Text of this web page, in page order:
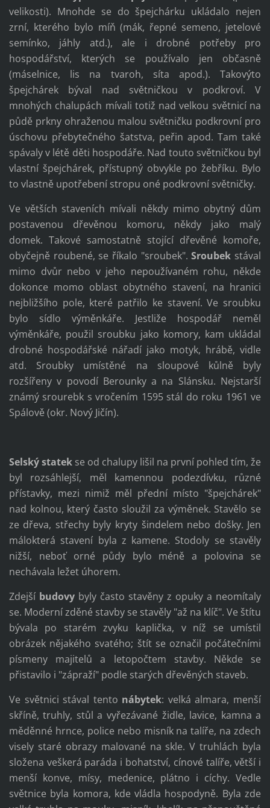
velikosti). Mnohde se do špejchárku ukládalo nejen
zrní, kterého bylo míň (mák, řepné semeno, jetelové
semínko, jáhly atd.), ale i drobné potřeby pro
hospodářství, kterých se používalo jen občasně
(máselnice, lis na tvaroh, síta apod.). Takovýto
špejchárek býval nad světničkou v podkroví. V
mnohých chalupách mívali totiž nad velkou světnicí na
půdě prkny ohraženou malou světničku podkrovní pro
úschovu přebytečného šatstva, peřin apod. Tam také
spávaly v létě děti hospodáře. Nad touto světničkou byl
vlastní špejchárek, přístupný obvykle po žebříku. Bylo
to vlastně upotřebení stropu oné podkrovní světničky.
Ve větších staveních mívali někdy mimo obytný dům
postavenou dřevěnou komoru, někdy jako malý
domek. Takové samostatně stojící dřevěné komoře,
obyčejně roubené, se říkalo "sroubek".Sroubek stával
mimo dvůr nebo v jeho nepoužívaném rohu, někde
dokonce momo oblast obytného stavení, na hranici
nejbližšího pole, které patřilo ke stavení. Ve sroubku
bylo sídlo výměnkáře. Jestliže hospodář neměl
výměnkáře, použil sroubku jako komory, kam ukládal
drobné hospodářské nářadí jako motyk, hrábě, vidle
atd. Sroubky umístěné na sloupové kůlně byly
rozšířeny v povodí Berounky a na Slánsku. Nejstarší
známý srourebk s vročením 1595 stál do roku 1961 ve
Spálově (okr. Nový Jičín).
Selský statek se od chalupy lišil na první pohled tím, že
byl rozsáhlejší, měl kamennou podezdívku, různé
přístavky, mezi nimiž měl přední místo "špejchárek"
nad kolnou, který často sloužil za výměnek. Stavělo se
ze dřeva, střechy byly kryty šindelem nebo došky. Jen
málokterá stavení byla z kamene. Stodoly se stavěly
nižší, neboť orné půdy bylo méně a polovina se
nechávala ležet úhorem.
Zdejší budovy byly často stavěny z opuky a neomítaly
se. Moderní zděné stavby se stavěly "až na klíč". Ve štítu
bývala po starém zvyku kaplička, v níž se umístil
obrázek nějakého svatého; štít se označil počátečními
písmeny majitelů a letopočtem stavby. Někde se
přistavilo i "zápraží" podle starých dřevěných staveb.
Ve světnici stával tento nábytek: velká almara, menší
skříně, truhly, stůl a vyřezávané židle, lavice, kamna a
měděnné hrnce, police nebo misník na talíře, na zdech
visely staré obrazy malované na skle. V truhlách byla
složena veškerá paráda i bohatství, cínové talíře, větší i
menší konve, mísy, medenice, plátno i cíchy. Vedle
světnice byla komora, kde vládla hospodyně. Byla zde